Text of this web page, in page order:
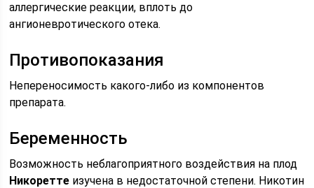
аллергические реакции, вплоть до
ангионевротического отека.
Противопоказания
Непереносимость какого-либо из компонентов
препарата.
Беременность
Возможность неблагоприятного воздействия на плод
Никоретте изучена в недостаточной степени. Никотин